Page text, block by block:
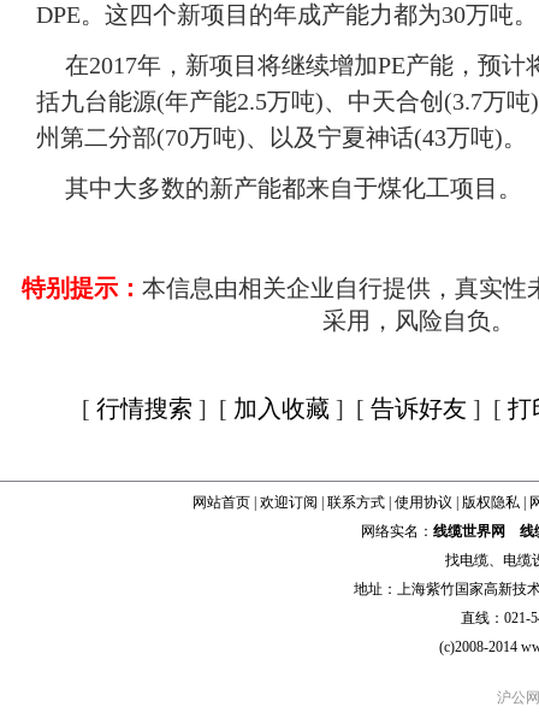
DPE。这四个新项目的年成产能力都为30万吨。
在2017年，新项目将继续增加PE产能，预计
括九台能源(年产能2.5万吨)、中天合创 (3.7万吨)
州第二分部(70万吨)、以及宁夏神话(43万吨)。
其中大多数的新产能都来自于煤化工项目。
特别提示： 本信息由相关企业自行提供，真实性
采用，风险自负。
[ 行情搜索 ] [ 加入收藏] [ 告诉好友 ] [ 打
网站首页| 欢迎订阅 联系方式| 使用协议 版权隐私|
网络实名： 线缆世界网
线
找电缆、 电缆
地址：上海紫竹国家高新技
直线：021-
(c)2008-2014
沪公